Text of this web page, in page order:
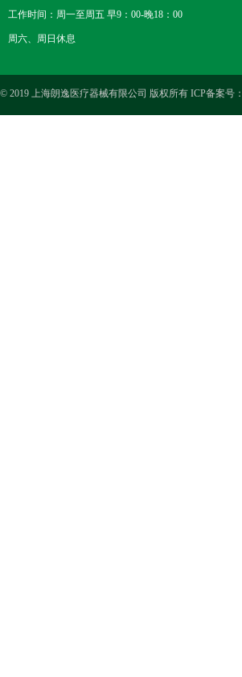
工作时间：周一至周五 早9：00-晚18：00
周六、周日休息
© 2019 上海朗逸医疗器械有限公司 版权所有 ICP备案号：